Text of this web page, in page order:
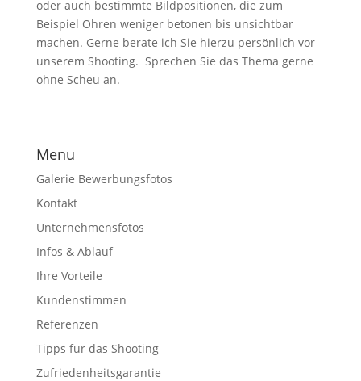
oder auch bestimmte Bildpositionen, die zum
Beispiel Ohren weniger betonen bis unsichtbar
machen. Gerne berate ich Sie hierzu persönlich vor
unserem Shooting. Sprechen Sie das Thema gerne
ohne Scheu an.
Menu
Galerie Bewerbungsfotos
Kontakt
Unternehmensfotos
Infos & Ablauf
Ihre Vorteile
Kundenstimmen
Referenzen
Tipps für das Shooting
Zufriedenheitsgarantie